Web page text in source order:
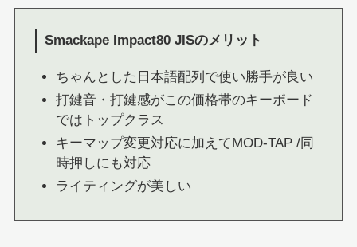
Smackape Impact80 JISのメリット
ちゃんとした日本語配列で使い勝手が良い
打鍵音・打鍵感がこの価格帯のキーボード
ではトップクラス
キーマップ変更対応に加えてMOD-TAP /同
時押しにも対応
ライティングが美しい